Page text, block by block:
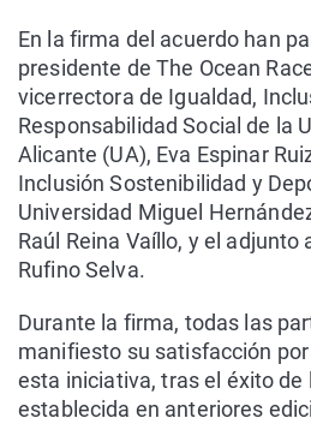
En la firma del acuerdo han
presidente de The Ocean
vicerrectora de Igualdad,
Responsabilidad Social de la
Alicante (UA), Eva Espinar
Inclusión Sostenibilidad y
Universidad Miguel
Raúl Reina Vaíllo, y el adjunto
Rufino Selva.
Durante la firma, todas las
manifiesto su satisfacción
esta iniciativa, tras el éxito de
establecida en anteriores